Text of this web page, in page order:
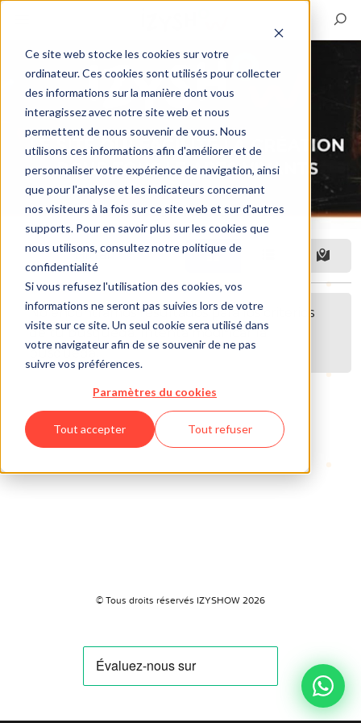
Ce site web stocke les cookies sur votre
ordinateur. Ces cookies sont utilisés pour collecter
des informations sur la manière dont vous
interagissez avec notre site web et nous
permettent de nous souvenir de vous. Nous
utilisons ces informations afin d'améliorer et de
personnaliser votre expérience de navigation, ainsi
que pour l'analyse et les indicateurs concernant
nos visiteurs à la fois sur ce site web et sur d'autres
supports. Pour en savoir plus sur les cookies que
nous utilisons, consultez notre politique de
confidentialité
Si vous refusez l'utilisation des cookies, vos
informations ne seront pas suivies lors de votre
visite sur ce site. Un seul cookie sera utilisé dans
votre navigateur afin de se souvenir de ne pas
suivre vos préférences.
Paramètres du cookies
Tout accepter Tout refuser
Filtrar
No encontramos resultados para los criterios
de tu búsqueda. Intenta modificar la
búsqueda.
© Tous droits réservés IZYSHOW 2026